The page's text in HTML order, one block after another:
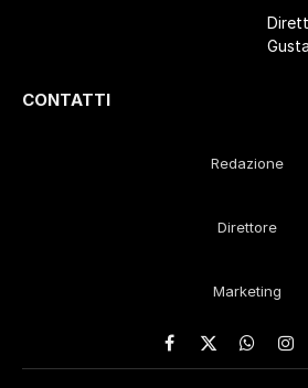
CONTATTI
Redazione
Direttore
Marketing
Facebook
X